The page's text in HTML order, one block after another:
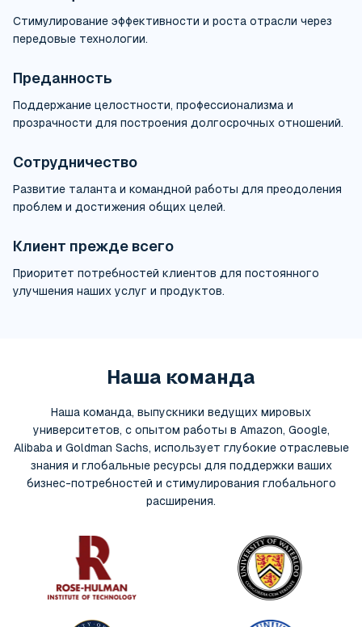
Стимулирование эффективности и роста отрасли через
передовые технологии.
Преданность
Поддержание целостности, профессионализма и
прозрачности для построения долгосрочных отношений.
Сотрудничество
Развитие таланта и командной работы для преодоления
проблем и достижения общих целей.
Клиент прежде всего
Приоритет потребностей клиентов для постоянного
улучшения наших услуг и продуктов.
Наша команда
Наша команда, выпускники ведущих мировых
университетов, с опытом работы в Amazon, Google,
Alibaba и Goldman Sachs, использует глубокие отраслевые
знания и глобальные ресурсы для поддержки ваших
бизнес-потребностей и стимулирования глобального
расширения.